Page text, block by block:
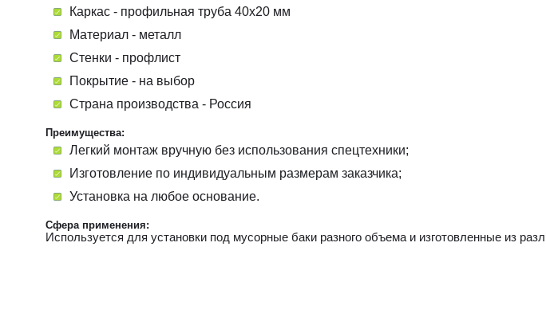
Каркас - профильная труба 40х20 мм
Материал - металл
Стенки - профлист
Покрытие - на выбор
Страна производства - Россия
Преимущества:
Легкий монтаж вручную без использования спецтехники;
Изготовление по индивидуальным размерам заказчика;
Установка на любое основание.
Сфера применения:
Используется для установки под мусорные баки разного объема и изготовленные из